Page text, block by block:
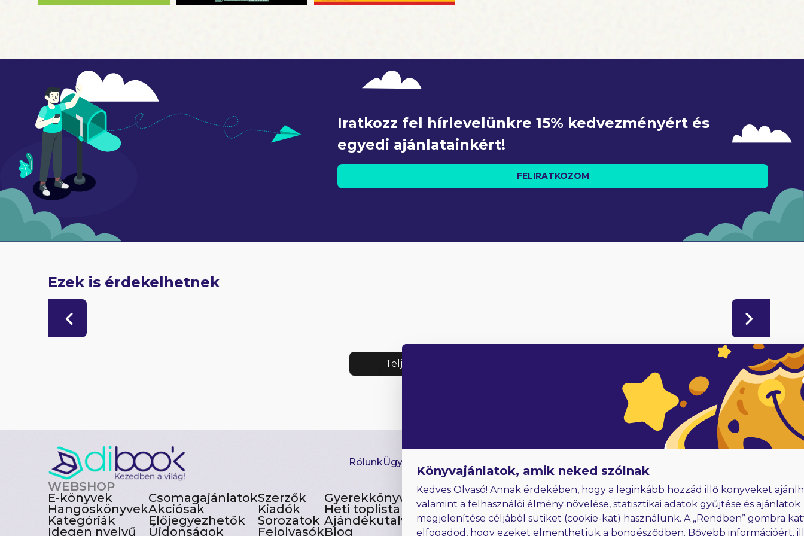
Iratkozz fel hírlevelünkre 15% kedvezményért és
egyedi ajánlatainkért!
FELIRATKOZOM
Ezek is érdekelhetnek
Teljes lista
RólunkÜgyfélszolgálat
WEBSHOP
E-könyvek
Hangoskönyvek
Kategóriák
Idegen nyelvű
Csomagajánlatok
Akciósak
Előjegyezhetők
Újdonságok
Szerzők
Kiadók
Sorozatok
Felolvasók
Gyerekkönyvek
Heti toplista
Ajándékutalvány
Blog
Könyvajánlatok, amik neked szólnak
Kedves Olvasó! Annak érdekében, hogy a leginkább hozzád illő könyveket
valamint a felhasználói élmény növelése, statisztikai adatok gyűjtése és ajánlatok
megjelenítése céljából sütiket (cookie-kat) használunk. A „Rendben” gombra
elfogadod, hogy ezeket elmenthetjük a böngésződben. Bővebb információért,